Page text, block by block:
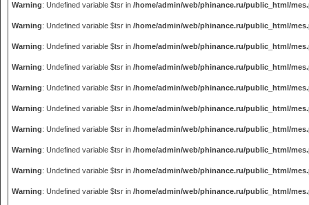
Warning: Undefined variable $tsr in /home/admin/web/phinance.ru/public_html/
Warning: Undefined variable $tsr in /home/admin/web/phinance.ru/public_html/
Warning: Undefined variable $tsr in /home/admin/web/phinance.ru/public_html/
Warning: Undefined variable $tsr in /home/admin/web/phinance.ru/public_html/
Warning: Undefined variable $tsr in /home/admin/web/phinance.ru/public_html/
Warning: Undefined variable $tsr in /home/admin/web/phinance.ru/public_html/
Warning: Undefined variable $tsr in /home/admin/web/phinance.ru/public_html/
Warning: Undefined variable $tsr in /home/admin/web/phinance.ru/public_html/
Warning: Undefined variable $tsr in /home/admin/web/phinance.ru/public_html/
Warning: Undefined variable $tsr in /home/admin/web/phinance.ru/public_html/